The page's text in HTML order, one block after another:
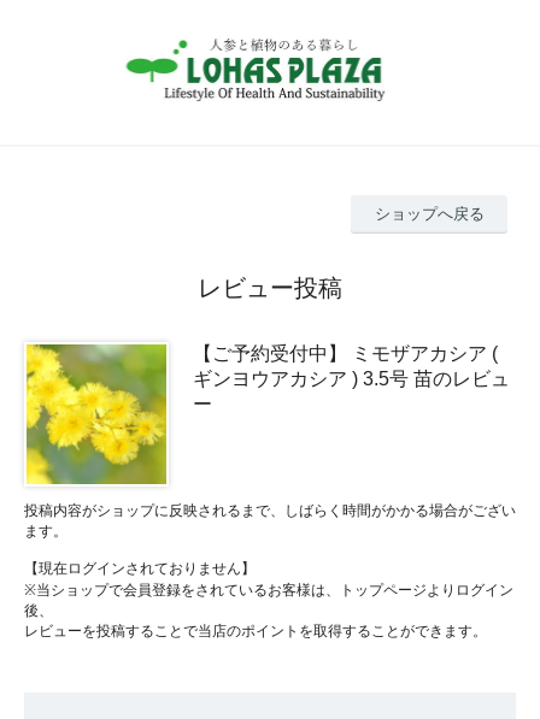
ショップへ戻る
レビュー投稿
【ご予約受付中】 ミモザアカシア (
ギンヨウアカシア ) 3.5号 苗のレビュ
ー
投稿内容がショップに反映されるまで、しばらく時間がかかる場合がござい
ます。
【現在ログインされておりません】
※当ショップで会員登録をされているお客様は、トップページよりログイン
後、
レビューを投稿することで当店のポイントを取得することができます。